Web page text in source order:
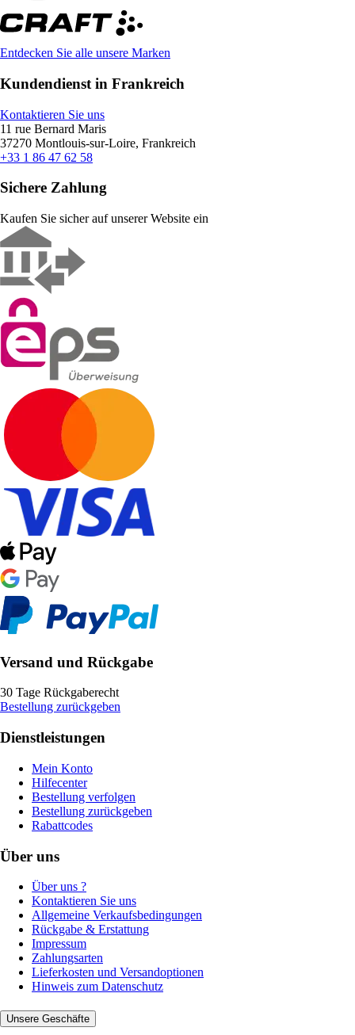
Entdecken Sie alle unsere Marken
Kundendienst in Frankreich
Kontaktieren Sie uns
11 rue Bernard Maris
37270 Montlouis-sur-Loire, Frankreich
+33 1 86 47 62 58
Sichere Zahlung
Kaufen Sie sicher auf unserer Website ein
Versand und Rückgabe
30 Tage Rückgaberecht
Bestellung zurückgeben
Dienstleistungen
Mein Konto
Hilfecenter
Bestellung verfolgen
Bestellung zurückgeben
Rabattcodes
Über uns
Über uns ?
Kontaktieren Sie uns
Allgemeine Verkaufsbedingungen
Rückgabe & Erstattung
Impressum
Zahlungsarten
Lieferkosten und Versandoptionen
Hinweis zum Datenschutz
Unsere Geschäfte